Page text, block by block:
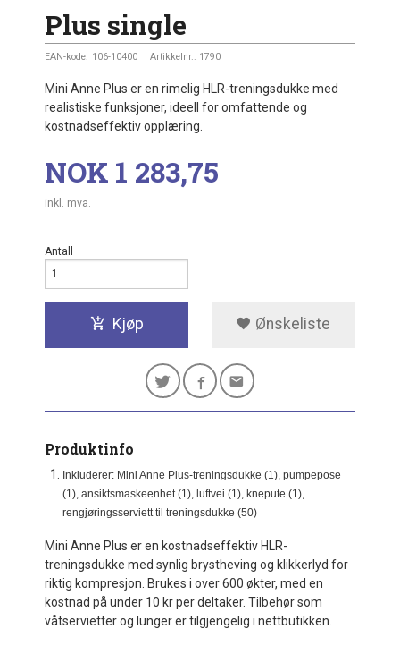
Plus single
EAN-kode: 106-10400 Artikkelnr.: 1790
Mini Anne Plus er en rimelig HLR-treningsdukke med
realistiske funksjoner, ideell for omfattende og
kostnadseffektiv opplæring.
Pris
NOK 1 283,75
inkl. mva.
Antall
Kjøp Ønskeliste
Produktinfo
Inkluderer: Mini Anne Plus-treningsdukke (1), pumpepose
(1), ansiktsmaskeenhet (1), luftvei (1), knepute (1),
rengjøringsserviett til treningsdukke (50)
Mini Anne Plus er en kostnadseffektiv HLR-
treningsdukke med synlig brystheving og klikkerlyd for
riktig kompresjon. Brukes i over 600 økter, med en
kostnad på under 10 kr per deltaker. Tilbehør som
våtservietter og lunger er tilgjengelig i nettbutikken.